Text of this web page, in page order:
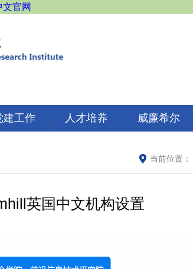
官网
建工作 人才培养 威廉希尔
当前位置：
英国中文机构设置